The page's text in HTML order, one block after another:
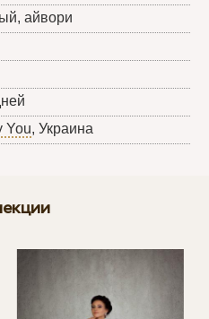
айвори
You, Украина